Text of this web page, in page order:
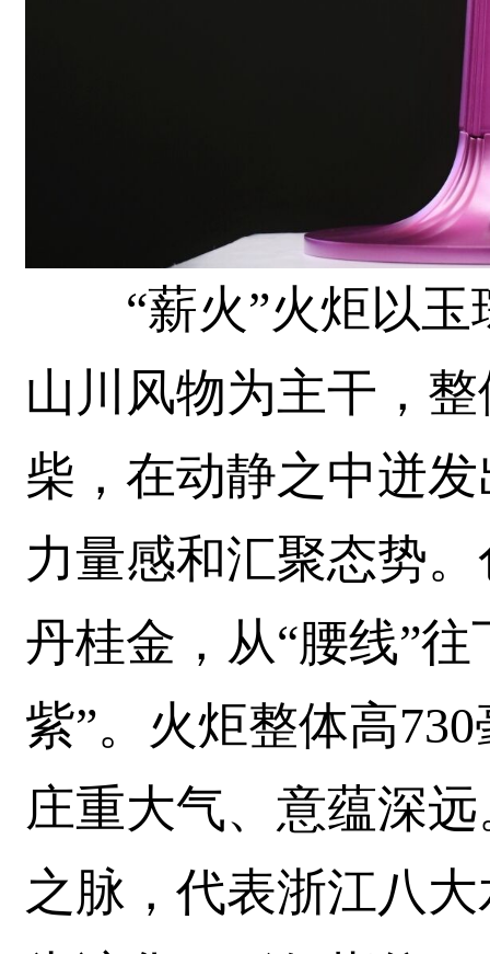
“薪火”火炬以玉
山川风物为主干，
柴，在动静之中迸
力量感和汇聚态势
丹桂金，从“腰线”
紫”。火炬整体高
庄重大气、意蕴深
之脉，代表浙江八